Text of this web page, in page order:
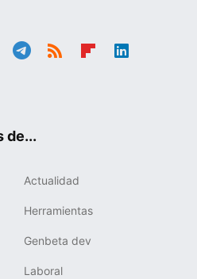
de...
Actualidad
Herramientas
Genbeta dev
Laboral